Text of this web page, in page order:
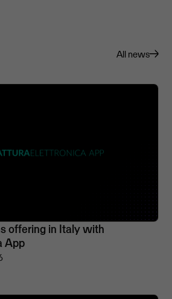
All news
offering in Italy with
App